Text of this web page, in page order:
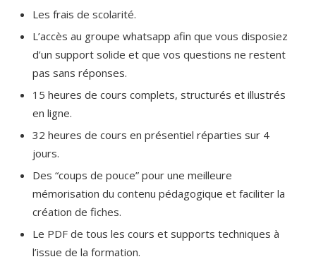
Les frais de scolarité.
L’accès au groupe whatsapp afin que vous disposiez
d’un support solide et que vos questions ne restent
pas sans réponses.
15 heures de cours complets, structurés et illustrés
en ligne.
32 heures de cours en présentiel réparties sur 4
jours.
Des “coups de pouce” pour une meilleure
mémorisation du contenu pédagogique et faciliter la
création de fiches.
Le PDF de tous les cours et supports techniques à
l’issue de la formation.